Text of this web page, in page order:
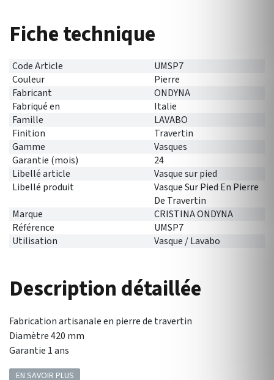
Fiche technique
Code Article
UMSP7
Couleur
Pierre
Fabricant
ONDYNA
Fabriqué en
Italie
Famille
LAVABO
Finition
Travertin
Gamme
Vasques
Garantie (mois)
24
Libellé article
Vasque sur pied
Libellé produit
Vasque Sur Pied En Pierre
De Travertin
Marque
CRISTINA ONDYNA
Référence
UMSP7
Utilisation
Vasque / Lavabo
Description détaillée
Fabrication artisanale en pierre de travertin
Diamètre 420 mm
Garantie 1 ans
EN SAVOIR PLUS